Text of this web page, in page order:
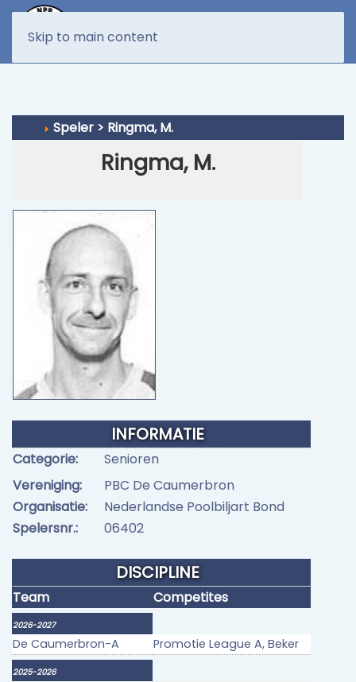
Skip to main content
Speler > Ringma, M.
Ringma, M.
INFORMATIE
Categorie:
Senioren
Vereniging:
PBC De Caumerbron
Organisatie:
Nederlandse Poolbiljart Bond
Spelersnr.:
06402
DISCIPLINE
Team Competites
2026-2027
De Caumerbron-A Promotie League A, Beker
2025-2026